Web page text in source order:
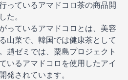
っているアマドコロ茶の商品開
た。
っているアマドコロとは、美容
山菜で、韓国では健康茶として
趙ゼミでは、粟島プロジェクト
いるアマドコロを使用したアイ
発されています。